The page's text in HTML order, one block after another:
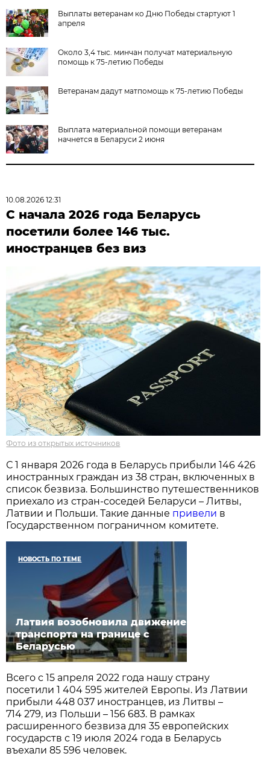
Выплаты ветеранам ко Дню Победы стартуют 1
апреля
Около 3,4 тыс. минчан получат материальную
помощь к 75-летию Победы
Ветеранам дадут матпомощь к 75-летию Победы
Выплата материальной помощи ветеранам
начнется в Беларуси 2 июня
10.08.2026 12:31
С начала 2026 года Беларусь
посетили более 146 тыс.
иностранцев без виз
Фото из открытых источников
С 1 января 2026 года в Беларусь прибыли 146 426
иностранных граждан из 38 стран, включенных в
список безвиза. Большинство путешественников
приехало из стран-соседей Беларуси – Литвы,
Латвии и Польши. Такие данные привели в
Государственном пограничном комитете.
НОВОСТЬ ПО ТЕМЕ
Латвия возобновила движение
транспорта на границе с
Беларусью
Всего с 15 апреля 2022 года нашу страну
посетили 1 404 595 жителей Европы. Из Латвии
прибыли 448 037 иностранцев, из Литвы –
714 279, из Польши – 156 683. В рамках
расширенного безвиза для 35 европейских
государств с 19 июля 2024 года в Беларусь
въехали 85 596 человек.